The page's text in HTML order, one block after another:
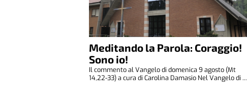
Meditando la Parola: Coraggio!
Sono io!
Il commento al Vangelo di domenica 9 agosto (Mt
14,22-33) a cura di Carolina Damasio Nel Vangelo di ...